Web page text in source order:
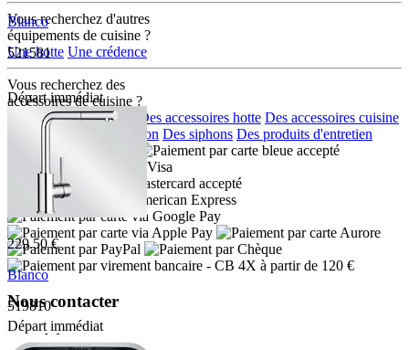
Blanco
521581
Départ immédiat
229.50 €
Blanco
519810
Départ immédiat
Vous recherchez d'autres
équipements de cuisine ?
Une hotte Une crédence
Vous recherchez des
accéssoires de cuisine ?
Des accessoires eviers
Des accessoires hotte Des accessoires cuisine
Des distributeurs de savon Des siphons Des produits d'entretien
- CB 4X à partir de 120 €
Nous contacter
Adresse: